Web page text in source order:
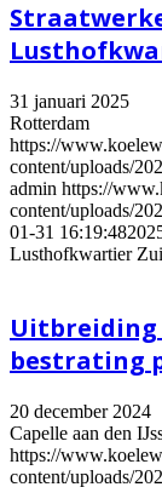
31 januari 2025
Rotterdam
https://
content/uploads/
admin https://
content/uploads/
01-31 16:19:48
Lusthofkwartier
Uitbreiding
bestrating
20 december 2024
Capelle aan den
https://
content/uploads/